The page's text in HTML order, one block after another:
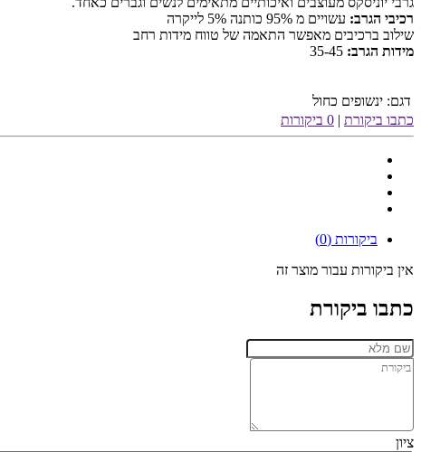
רכיבי הגרב: עשויים מ 95% כותנה 5% לייקרה
שילוב ברכיבים מאפשר התאמה של טווח מידות רחב
מידות הגרב: 35-45
דגם: ינשופים כחול
כתבו ביקורת | 0 ביקורות
ביקורות (0)
אין ביקורות עבור מוצר זה
כתבו ביקורת
ציון